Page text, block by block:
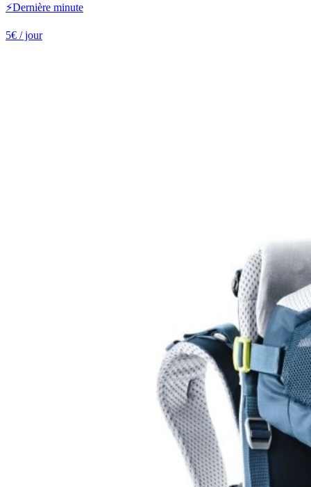
⚡Dernière minute
5€ / jour